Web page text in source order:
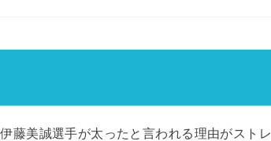
藤美誠選手が太ったと言われる理由がストレ